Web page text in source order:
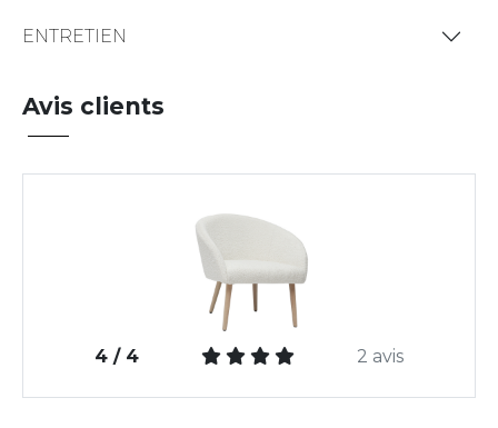
ENTRETIEN
Avis clients
4 / 4 2 avis